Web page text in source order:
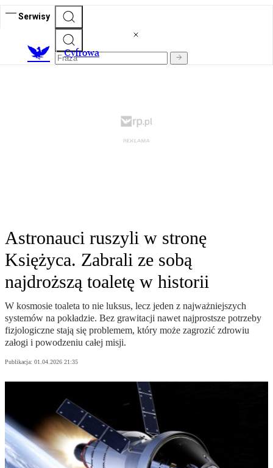
Serwisy
Cyfrowa
Astronauci ruszyli w stronę
Księżyca. Zabrali ze sobą
najdroższą toaletę w historii
W kosmosie toaleta to nie luksus, lecz jeden z najważniejszych
systemów na pokładzie. Bez grawitacji nawet najprostsze potrzeby
fizjologiczne stają się problemem, który może zagrozić zdrowiu
załogi i powodzeniu całej misji.
Publikacja: 01.04.2026 21:35